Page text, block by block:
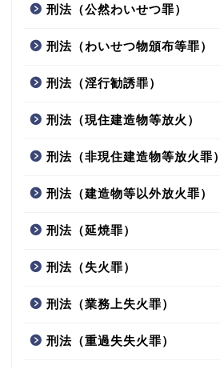
刑法（公然わいせつ罪）
刑法（わいせつ物頒布等罪）
刑法（淫行勧誘罪）
刑法（現住建造物等放火）
刑法（非現住建造物等放火罪）
刑法（建造物等以外放火罪）
刑法（延焼罪）
刑法（失火罪）
刑法（業務上失火罪）
刑法（重過失失火罪）